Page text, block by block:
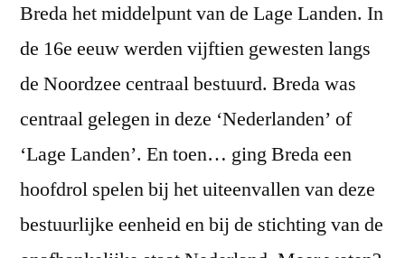
Breda het middelpunt van de Lage Landen. In
de 16e eeuw werden vijftien gewesten langs
de Noordzee centraal bestuurd. Breda was
centraal gelegen in deze ‘Nederlanden’ of
‘Lage Landen’. En toen… ging Breda een
hoofdrol spelen bij het uiteenvallen van deze
bestuurlijke eenheid en bij de stichting van de